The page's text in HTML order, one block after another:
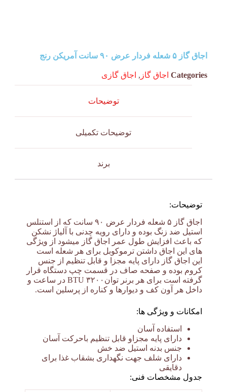
اجاق گاز ۵ شعله فردار عرض ۹۰ سانت آمریکن رنج
Categories اجاق گاز , اجاق گازی
توضیحات
توضیحات تکمیلی
برند
توضیحات:
اجاق گاز ۵ شعله فردار عرض ۹۰ سانت که از استنلس
استیل ضد زنگ بوده و دارای رویه چدنی با آلیاژ نشکن
که باعث افزایش طول عمر اجاق گاز میشود از ویژگی
های این اجاق داشتن ترموکوبل برای هر شعله است
این اجاق گاز دارای پایه مجزا و قابل تنظیم از جنس
کروم بوده و صفحه صاف در قسمت چپ دستگاه قرار
گرفته است برای هر برنر توان۳۲۰۰ BTU در ساعت و
داخل هر آون کف و دیوارها و کناره از پرسلین است.
امکانات و ویژگی ها:
استفاده آسان
دارای پایه مجزاو قابل تنظیم باحرکت آسان
جنس بدنه استیل ضد خش
دارای شلف جهت نگهداری بشقاب غذا برای
دقایقی
جدول مشخصات فنی: